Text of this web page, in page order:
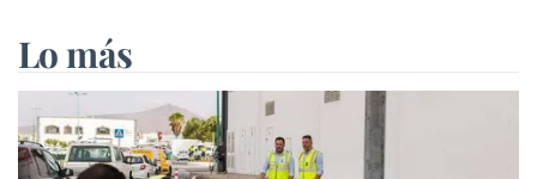
Lo más